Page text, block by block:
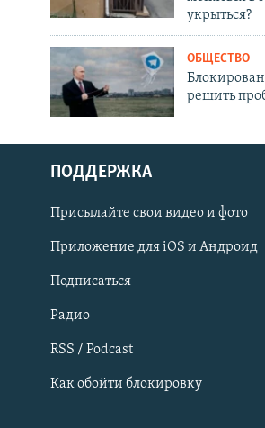
Українською
Qırımtatar
ПРИСОЕДИНЯЙТЕСЬ!
укрыться?
ОБЩЕСТВО
решить
ПОДДЕРЖКА
Присылайте свои видео и фото
Приложение для iOS и Андроид
Подписаться
Радио
RSS / Podcast
Как обойти блокировку